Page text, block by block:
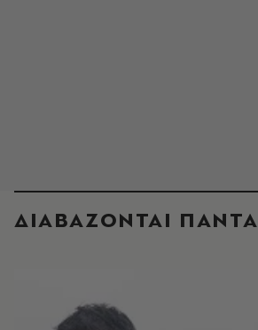
ΔΙΑΒΑΖΟΝΤΑΙ ΠΑΝΤΑ